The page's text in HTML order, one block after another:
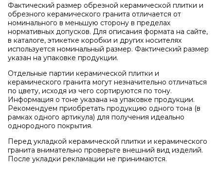
Фактический размер обрезной керамической плитки и
обрезного керамического гранита отличается от
номинального в меньшую сторону в пределах
нормативных допусков. Для описания формата на сайте,
в каталоге, этикетке коробки и других носителях
используется номинальный размер. Фактический размер
указан на упаковке продукции.
Отдельные партии керамической плитки и
керамического гранита могут незначительно отличаться
по цвету, исходя из чего сортируются по тону.
Информация о тоне указана на упаковке продукции.
Рекомендуем приобретать продукцию одного тона (в
рамках одного артикула) для получения идеально
однородного покрытия.
Перед укладкой керамической плитки и керамического
гранита внимательно проверьте внешний вид изделий.
После укладки рекламации не принимаются.